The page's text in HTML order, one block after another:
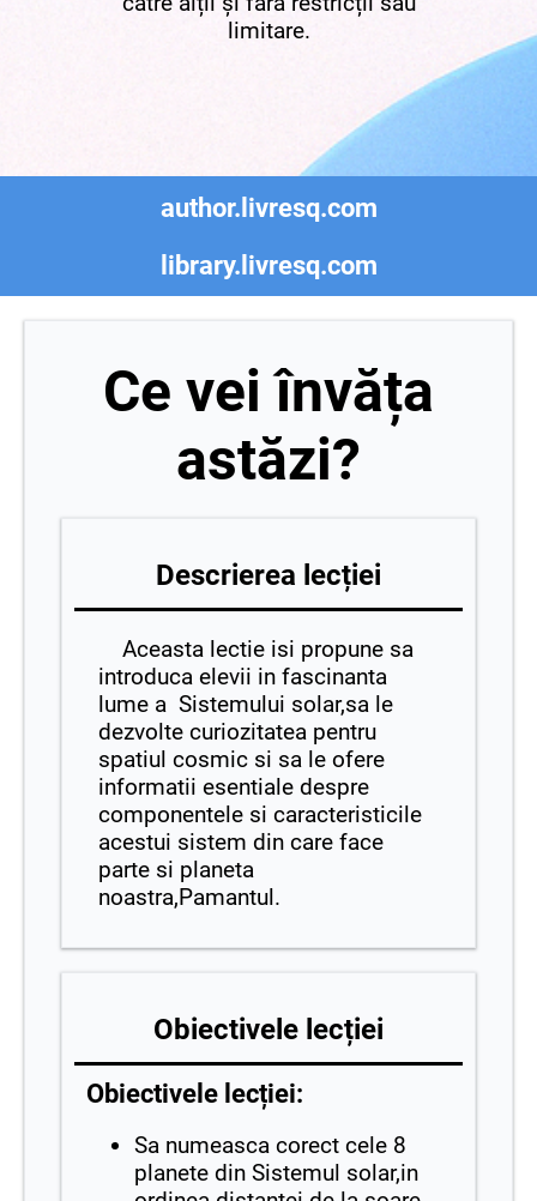
limitare.
author.livresq.com
library.livresq.com
Ce vei învăța
astăzi?
Descrierea lecției
Aceasta lectie isi propune sa
introduca elevii in fascinanta
lume a Sistemului solar,sa le
dezvolte curiozitatea pentru
spatiul cosmic si sa le ofere
informatii esentiale despre
componentele si caracteristicile
acestui sistem din care face
parte si planeta
noastra,Pamantul.
Obiectivele lecției
Obiectivele lecției:
Sa numeasca corect cele 8
planete din Sistemul solar,in